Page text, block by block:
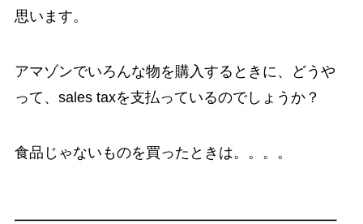
思います。
アマゾンでいろんな物を購入するときに、どうや
って、sales taxを支払っているのでしょうか？
食品じゃないものを買ったときは。。。。